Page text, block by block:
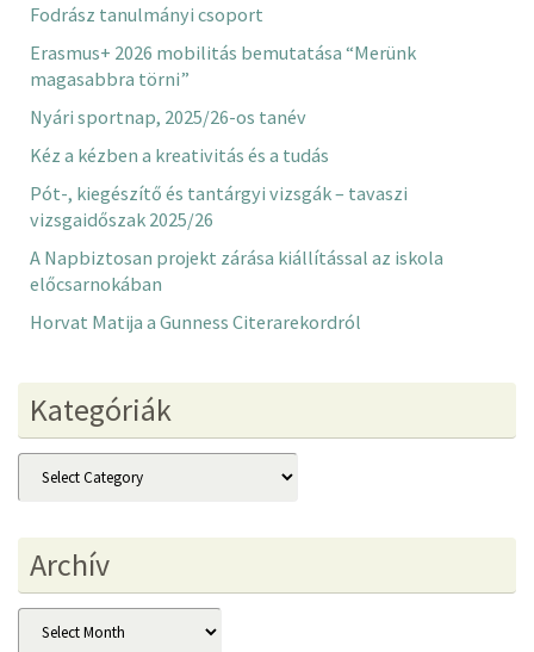
Fodrász tanulmányi csoport
Erasmus+ 2026 mobilitás bemutatása “Merünk
magasabbra törni”
Nyári sportnap, 2025/26-os tanév
Kéz a kézben a kreativitás és a tudás
Pót-, kiegészítő és tantárgyi vizsgák – tavaszi
vizsgaidőszak 2025/26
A Napbiztosan projekt zárása kiállítással az iskola
előcsarnokában
Horvat Matija a Gunness Citerarekordról
Kategóriák
Kategóriák
Archív
Archív